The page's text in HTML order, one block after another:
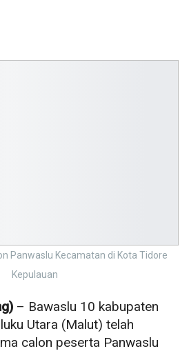
Panwaslu Kecamatan di Kota Tidore
Kepulauan
– Bawaslu 10 kabupaten
Utara (Malut) telah
calon peserta Panwaslu